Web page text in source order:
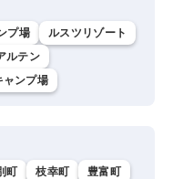
プ場
ルスツリゾート
ルテン
ャンプ場
町 枝幸町
豊富町